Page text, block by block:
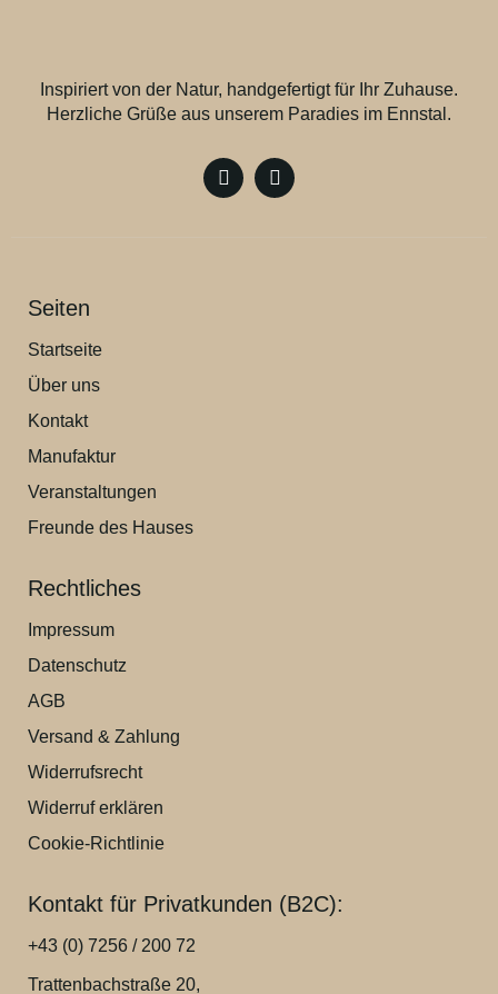
Inspiriert von der Natur, handgefertigt für Ihr Zuhause.
Herzliche Grüße aus unserem Paradies im Ennstal.
Seiten
Startseite
Über uns
Kontakt
Manufaktur
Veranstaltungen
Freunde des Hauses
Rechtliches
Impressum
Datenschutz
AGB
Versand & Zahlung
Widerrufsrecht
Widerruf erklären
Cookie-Richtlinie
Kontakt für Privatkunden (B2C):
+43 (0) 7256 / 200 72
Trattenbachstraße 20,